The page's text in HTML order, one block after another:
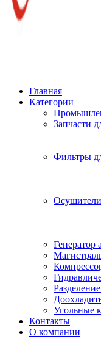
Главная
Категории
Запчасти
Фильтры
Осушители
Генератор
Угольные
Контакты
О компании